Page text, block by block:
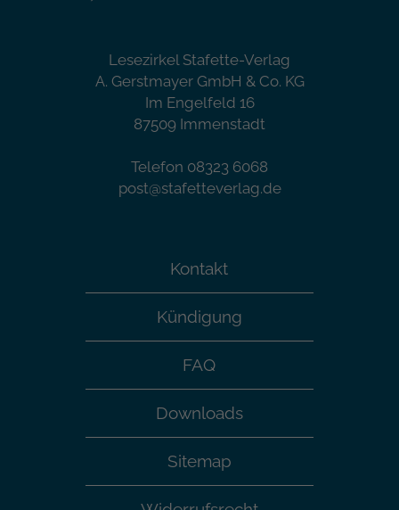
Lesezirkel Stafette-Verlag
A. Gerstmayer GmbH & Co. KG
Im Engelfeld 16
87509 Immenstadt
Telefon 08323 6068
post@stafetteverlag.de
Kontakt
Kündigung
FAQ
Downloads
Sitemap